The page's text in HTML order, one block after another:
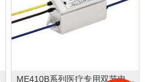
ME410B系列医疗专用双节电源